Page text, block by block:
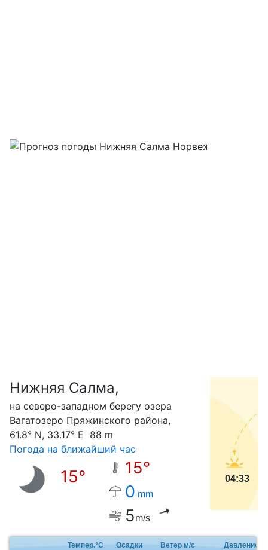
Нижняя Салма,
на северо-западном берегу озера
Вагатозеро Пряжинского района,
61.8° N, 33.17° E 88 m
Погода на ближайший час
15°
15°
0 mm
5m/s
04:33
Темпер.°C Осадки Ветер м/с Давление